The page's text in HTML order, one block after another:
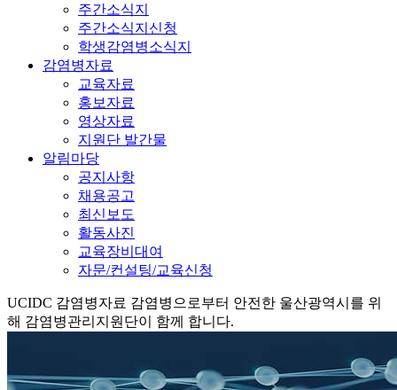
주간소식지
주간소식지신청
학생감염병소식지
감염병자료
교육자료
홍보자료
영상자료
지원단 발간물
알림마당
공지사항
채용공고
최신보도
활동사진
교육장비대여
자문/컨설팅/교육신청
UCIDC 감염병자료 감염병으로부터 안전한 울산광역시를 위
해 감염병관리지원단이 함께 합니다.